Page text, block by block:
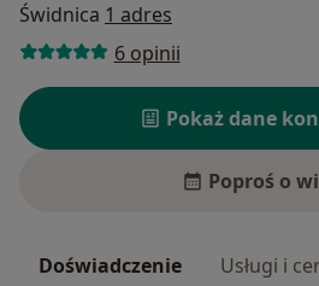
Świdnica 1 adres
6 opinii
Pokaż dane
Poproś o
Doświadczenie Usługi i